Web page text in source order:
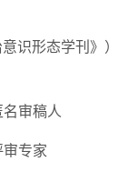
识形态学刊》）
名审稿人
专家